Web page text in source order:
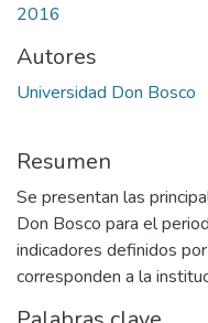
2016
Autores
Universidad Don Bosco
Resumen
Se presentan las
Don Bosco para el
indicadores definidos
corresponden a la